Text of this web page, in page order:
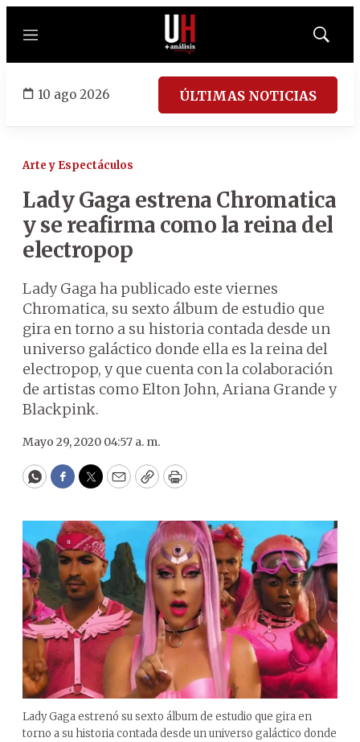
Menú
Mostrar
10 ago 2026 ÚLTIMAS NOTICIAS
Arte y Espectáculos
Lady Gaga estrena Chromatica
y se reafirma como la reina del
electropop
Lady Gaga ha publicado este viernes
Chromatica, su sexto álbum de estudio que
gira en torno a su historia contada desde un
universo galáctico donde ella es la reina del
electropop, y que cuenta con la colaboración
de artistas como Elton John, Ariana Grande y
Blackpink.
Mayo 29, 2020 04:57 a. m.
WhatsApp
Facebook
Twitter
EmailCopyPrint
Lady Gaga estrenó su sexto álbum de estudio que gira en
torno a su historia contada desde un universo galáctico donde